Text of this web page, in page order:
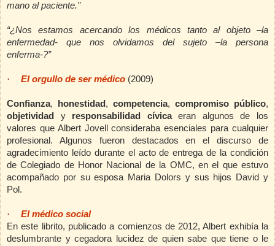
mano al paciente.”
“¿Nos estamos acercando los médicos tanto al objeto –la
enfermedad- que nos olvidamos del sujeto –la persona
enferma-?”
· El orgullo de ser médico (2009)
Confianza, honestidad, competencia, compromiso público,
objetividad
y responsabilidad cívicaeran algunos de los
valores que Albert Jovell consideraba esenciales para cualquier
profesional. Algunos fueron destacados en el discurso de
agradecimiento leído durante el acto de entrega de la condición
de Colegiado de Honor Nacional de la OMC, en el que estuvo
acompañado por su esposa Maria Dolors y sus hijos David y
Pol.
·
El médico social
En este librito, publicado a comienzos de 2012, Albert exhibía la
deslumbrante y cegadora lucidez de quien sabe que tiene o le